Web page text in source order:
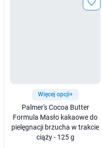
Więcej opcji+
Palmer's Cocoa Butter
Formula Masło kakaowe do
pielęgnacji brzucha w trakcie
ciąży - 125 g